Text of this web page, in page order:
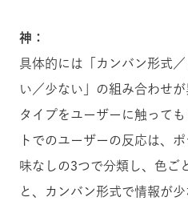
神：
具体的には「カンバン形式
い／少ない」の組み合わせ
タイプをユーザーに触って
トでのユーザーの反応は、
味なしの3つで分類し、色ご
と、カンバン形式で情報が